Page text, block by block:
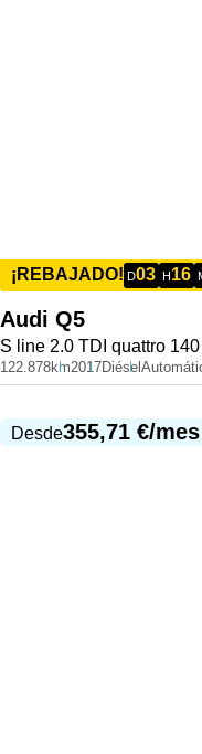
¡REBAJADO! D03 H16
Audi Q5
S line 2.0 TDI quattro
122.878km2017Diésel
Desde355,71 €/mes